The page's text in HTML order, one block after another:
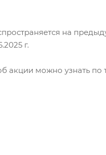
на
г.
акции можно узнать по